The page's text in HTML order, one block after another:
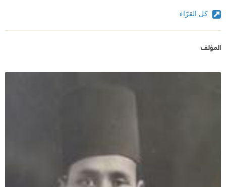
كل القرّاء
المؤلف